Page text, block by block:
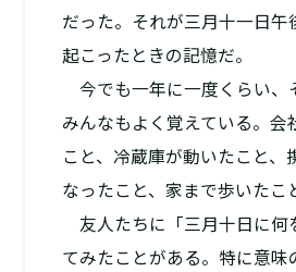
だった。それが三月十一日午
起こったときの記憶だ。
今でも一年に一度くらい、
みんなもよく覚えている。会
こと、冷蔵庫が動いたこと、
なったこと、家まで歩いたこ
友人たちに「三月十日に何
てみたことがある。特に意味